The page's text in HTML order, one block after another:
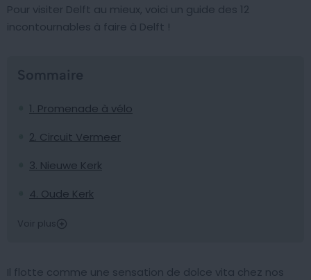
Pour visiter Delft au mieux, voici un guide des 12
incontournables à faire à Delft !
1. Promenade à vélo
2. Circuit Vermeer
3. Nieuwe Kerk
4. Oude Kerk
Voir plus
Il flotte comme une sensation de dolce vita chez nos